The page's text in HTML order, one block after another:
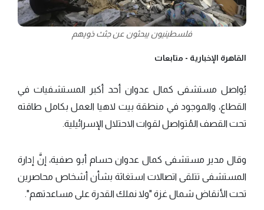
فلسطينيون يبحثون عن جثث ذويهم
القاهرة الإخبارية - متابعات
يُواصل مستشفى كمال عدوان أحد أكبر المستشفيات في
القطاع، والموجود في منطقة بيت لاهيا العمل بكامل طاقته
تحت القصف المُتواصل لقوات الاحتلال الإسرائيلية.
وقال مدير مستشفى كمال عدوان حسام أبو صفية، إنَّ إدارة
المستشفى تتلقى اتصالات استغاثة بشأن أشخاص محاصرين
تحت الأنقاض شمال غزة "ولا نملك القدرة على مساعدتهم".